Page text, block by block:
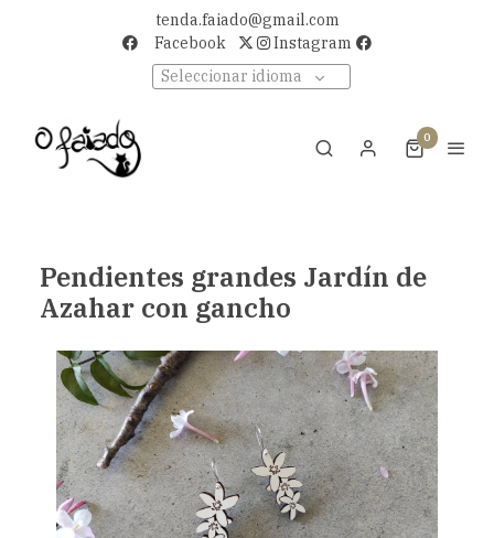
tenda.faiado@gmail.com
Facebook
Instagram
Seleccionar idioma
0
Pendientes grandes Jardín de
Azahar con gancho